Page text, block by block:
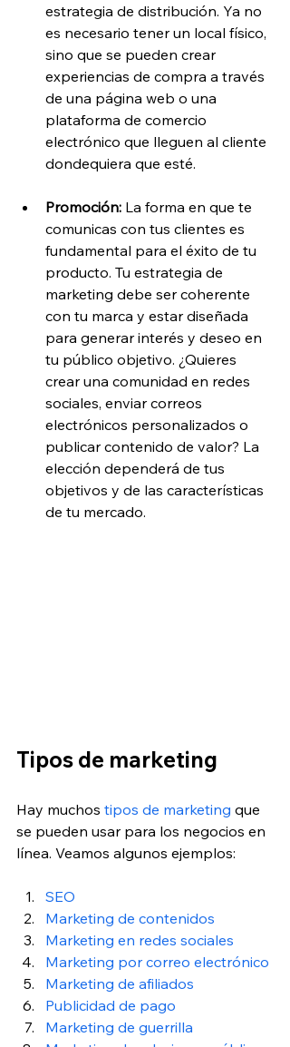
estrategia de distribución. Ya no
es necesario tener un local físico,
sino que se pueden crear
experiencias de compra a través
de una página web o una
plataforma de comercio
electrónico que lleguen al cliente
dondequiera que esté.
Promoción: La forma en que te
comunicas con tus clientes es
fundamental para el éxito de tu
producto. Tu estrategia de
marketing debe ser coherente
con tu marca y estar diseñada
para generar interés y deseo en
tu público objetivo. ¿Quieres
crear una comunidad en redes
sociales, enviar correos
electrónicos personalizados o
publicar contenido de valor? La
elección dependerá de tus
objetivos y de las características
de tu mercado.
Tipos de marketing
Hay muchos tipos de marketing que
se pueden usar para los negocios en
línea. Veamos algunos ejemplos:
SEO
Marketing de contenidos
Marketing en redes sociales
Marketing por correo electrónico
Marketing de afiliados
Publicidad de pago
Marketing de guerrilla